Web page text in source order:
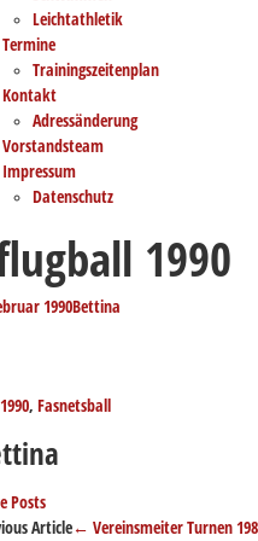
Leichtathletik
Termine
Trainingszeitenplan
Kontakt
Adressänderung
Vorstandsteam
Impressum
Datenschutz
1990
1990Bettina
1990, Fasnetsball
Posts
Article← Vereinsmeiter Turnen